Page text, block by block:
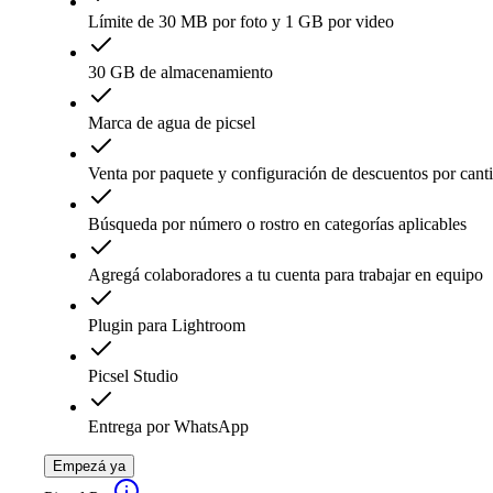
Límite de 30 MB por foto y 1 GB por video
30 GB de almacenamiento
Marca de agua de picsel
Venta por paquete y configuración de descuentos por
Búsqueda por número o rostro en categorías aplicables
Agregá colaboradores a tu cuenta para trabajar en equipo
Plugin para Lightroom
Picsel Studio
Entrega por WhatsApp
Empezá ya